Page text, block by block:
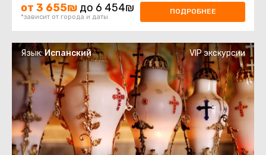
от 3 655₪ до 6 454₪
*зависит от города и даты
ПОДРОБНЕЕ
Язык:Испанский VIP экскурсии